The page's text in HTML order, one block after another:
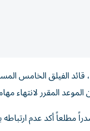
قائد الفيلق الخامس
المقرر لانتهاء
مطلعاً أكد عدم